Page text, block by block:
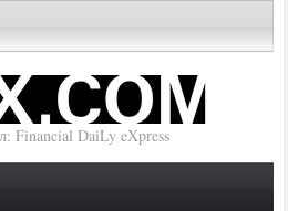
Financial DaiLy eXpress